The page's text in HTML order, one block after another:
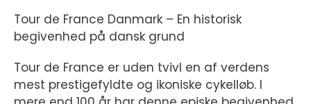
Tour de France Danmark – En historisk
begivenhed på dansk grund
Tour de France er uden tvivl en af verdens
mest prestigefyldte og ikoniske cykelløb. I